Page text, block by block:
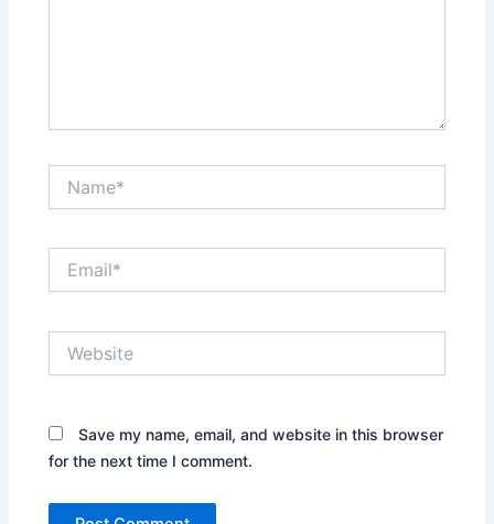
Save my name, email, and website in this browser
for the next time I comment.